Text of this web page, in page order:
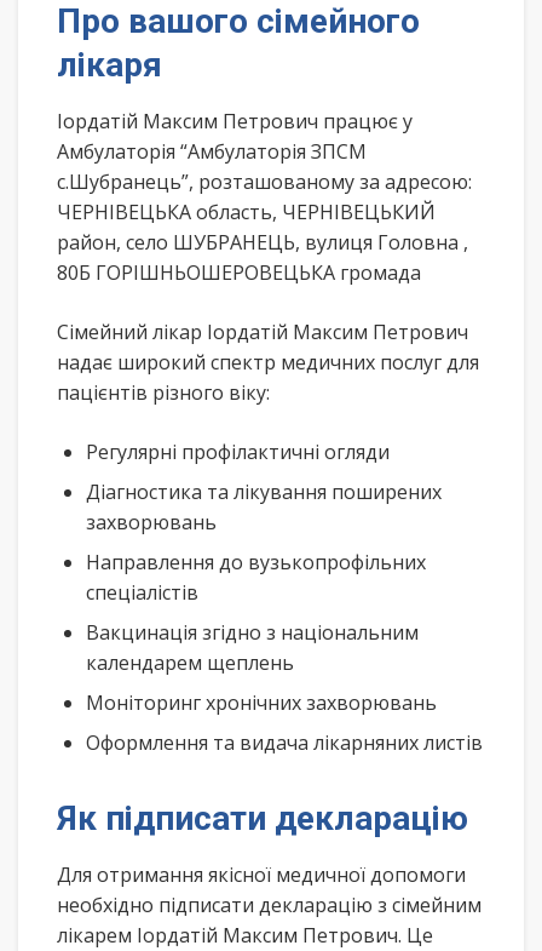
Про вашого сімейного
лікаря
Іордатій Максим Петрович працює у
Амбулаторія “Амбулаторія ЗПСМ
с.Шубранець”, розташованому за адресою:
ЧЕРНІВЕЦЬКА область, ЧЕРНІВЕЦЬКИЙ
район, село ШУБРАНЕЦЬ, вулиця Головна ,
80Б ГОРІШНЬОШЕРОВЕЦЬКА громада
Сімейний лікар Іордатій Максим Петрович
надає широкий спектр медичних послуг для
пацієнтів різного віку:
Регулярні профілактичні огляди
Діагностика та лікування поширених
захворювань
Направлення до вузькопрофільних
спеціалістів
Вакцинація згідно з національним
календарем щеплень
Моніторинг хронічних захворювань
Оформлення та видача лікарняних листів
Як підписати декларацію
Для отримання якісної медичної допомоги
необхідно підписати декларацію з сімейним
лікарем Іордатій Максим Петрович. Це